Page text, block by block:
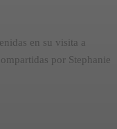
en su visita a
por Stephanie